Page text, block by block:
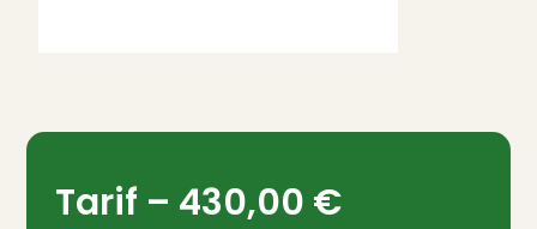
Tarif – 430,00 €